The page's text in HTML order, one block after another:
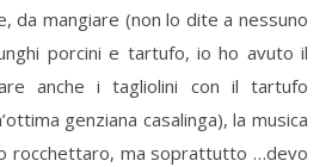
da mangiare (non lo dite a nessuno
porcini e tartufo, io ho avuto il
anche i tagliolini con il tartufo
genziana casalinga), la musica
rocchettaro, ma soprattutto …devo